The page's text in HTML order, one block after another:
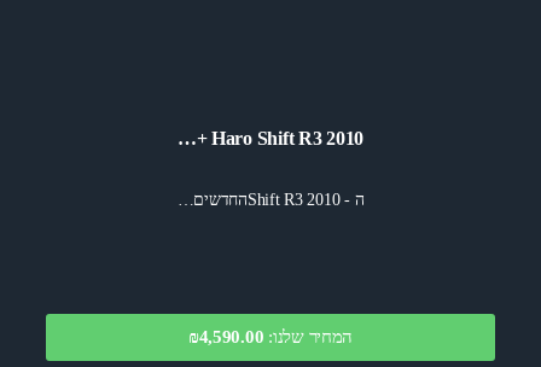
Haro Shift R3 2010 +…
ה - Shift R3 2010החדשים…
המחיר שלנו: ₪4,590.00